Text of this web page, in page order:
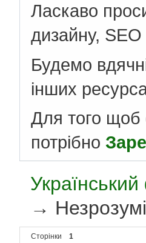
Ласкаво
дизайну,
Будемо
інших
Для того щоб
потрібно
→
Сторінки 1